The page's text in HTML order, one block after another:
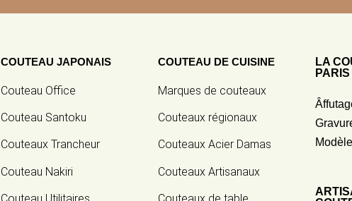
COUTEAU JAPONAIS
Couteau Office
Couteau Santoku
Couteaux Trancheur
Couteau Nakiri
COUTEAU DE CUISINE
Marques de couteaux
Couteaux régionaux
Couteaux Acier Damas
Couteaux Artisanaux
LA
PARIS